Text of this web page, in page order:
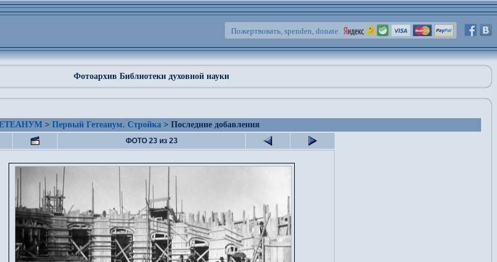
Пожертвовать, spenden, donate
Фотоархив Библиотеки духовной науки
> Первый Гетеанум. Стройка > Последние добавления
ФОТО 23 из 23